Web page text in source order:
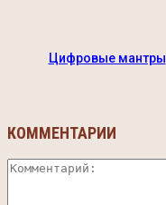
Цифровые мантры
КОММЕНТАРИИ